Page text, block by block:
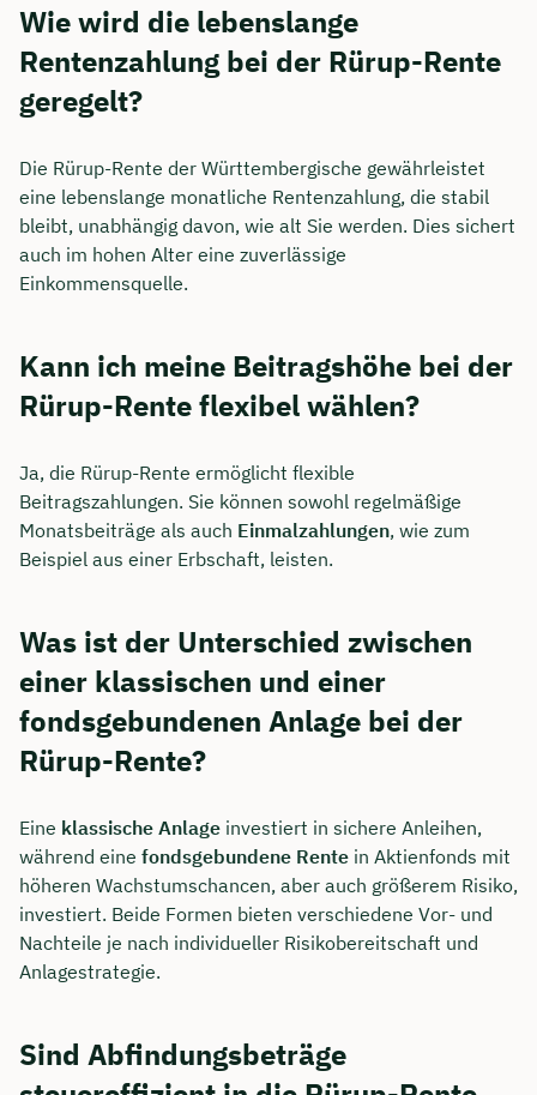
Wie wird die lebenslange
Rentenzahlung bei der Rürup-Rente
geregelt?
Die Rürup-Rente der Württembergische gewährleistet
eine lebenslange monatliche Rentenzahlung, die stabil
bleibt, unabhängig davon, wie alt Sie werden. Dies sichert
auch im hohen Alter eine zuverlässige
Einkommensquelle.
Kann ich meine Beitragshöhe bei der
Rürup-Rente flexibel wählen?
Ja, die Rürup-Rente ermöglicht flexible
Beitragszahlungen. Sie können sowohl regelmäßige
Monatsbeiträge als auch Einmalzahlungen, wie zum
Beispiel aus einer Erbschaft, leisten.
Was ist der Unterschied zwischen
einer klassischen und einer
fondsgebundenen Anlage bei der
Rürup-Rente?
Eine klassische Anlage investiert in sichere Anleihen,
während eine fondsgebundene Rente in Aktienfonds mit
höheren Wachstumschancen, aber auch größerem Risiko,
investiert. Beide Formen bieten verschiedene Vor- und
Nachteile je nach individueller Risikobereitschaft und
Anlagestrategie.
Sind Abfindungsbeträge